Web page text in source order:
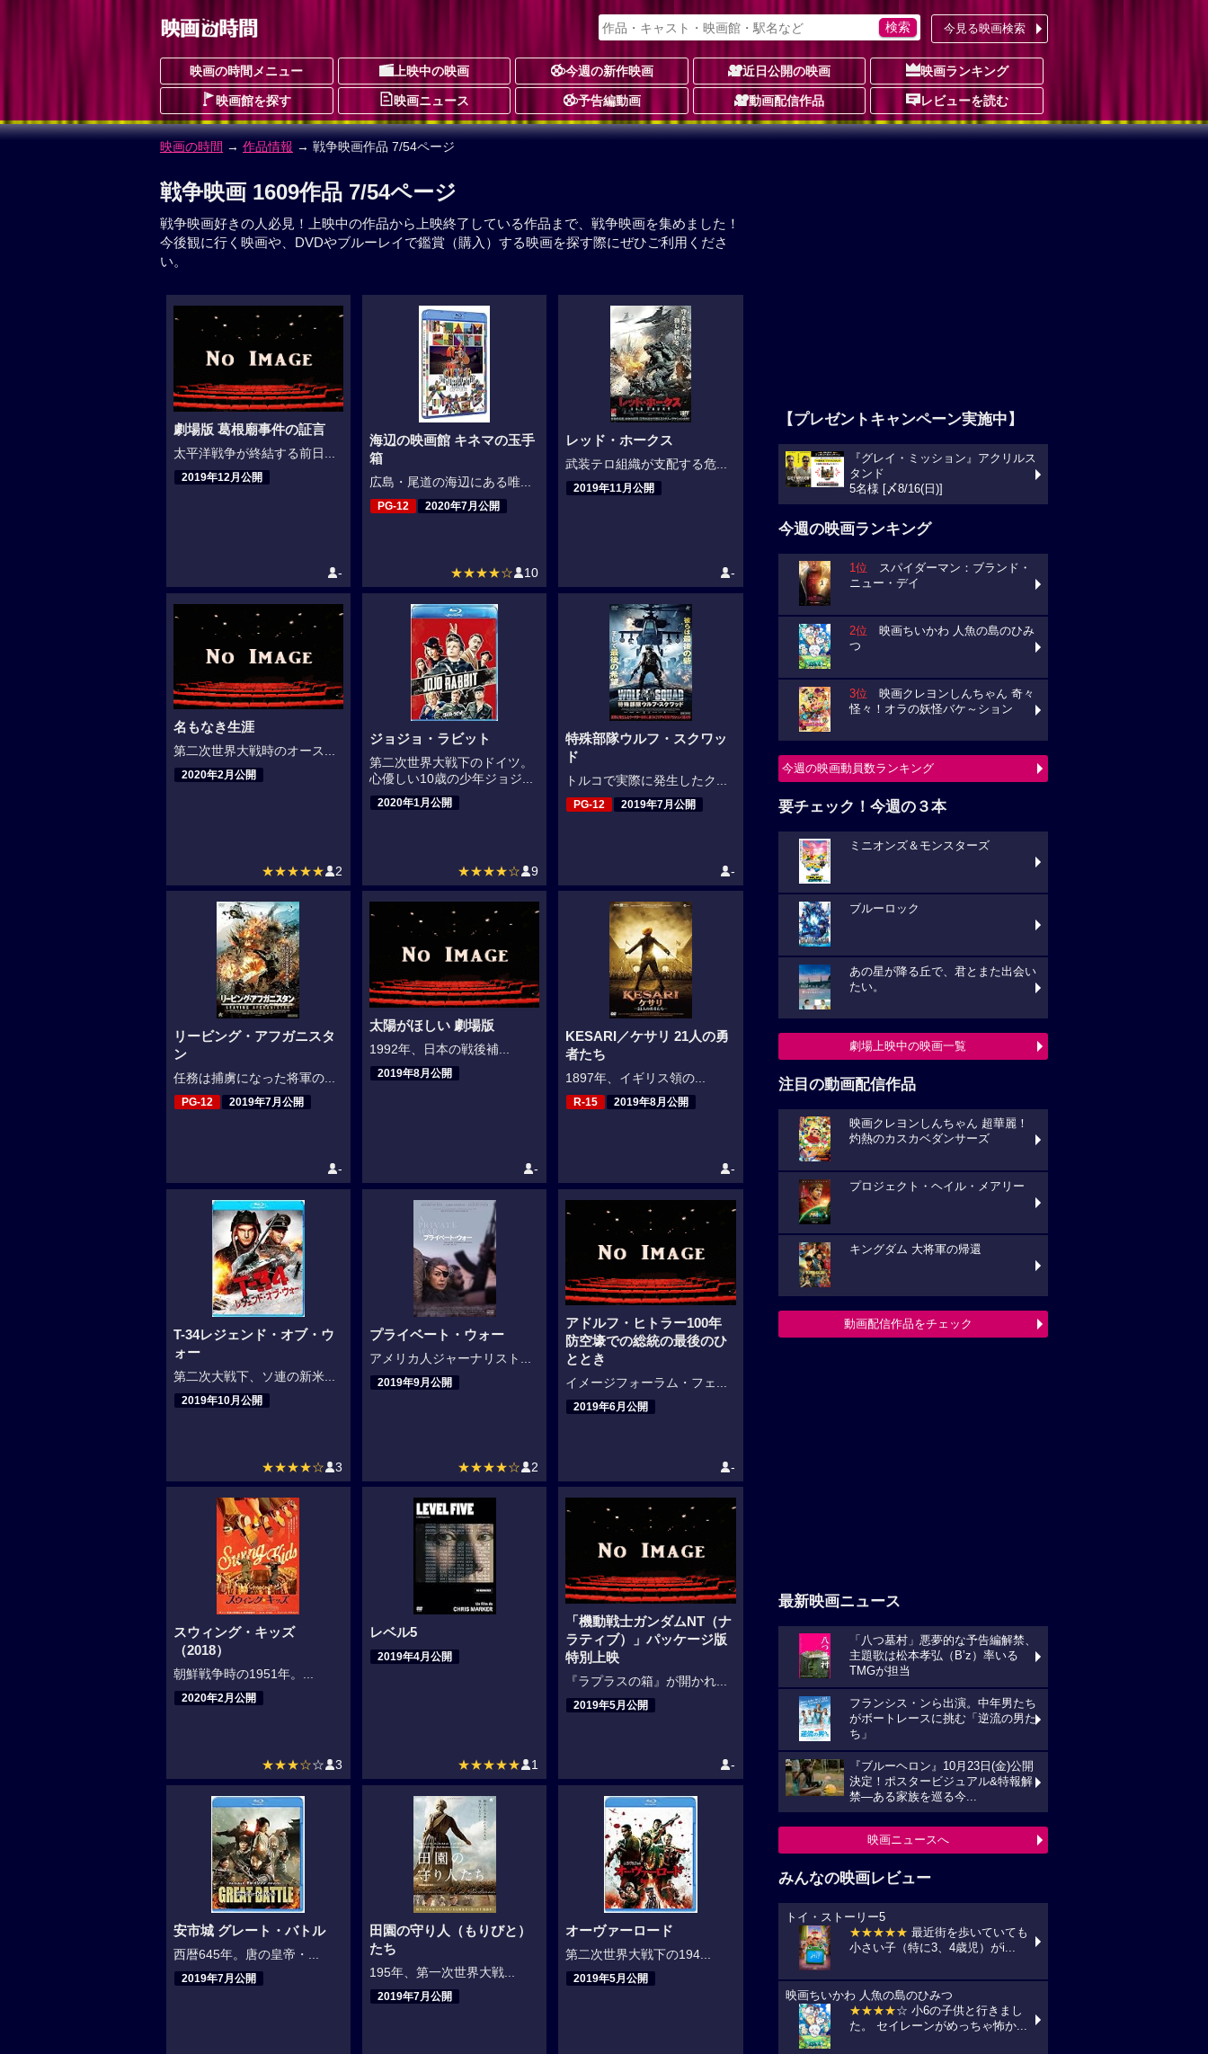
今見る映画検索
映画の時間メニュー 上映中の映画 今週の新作映画 近日公開の映画 映画ランキング
映画館を探す 映画ニュース 予告編動画 動画配信作品 レビューを読む
映画の時間 → 作品情報 → 戦争映画作品 7/54ページ
戦争映画 1609作品 7/54ページ
戦争映画好きの人必見！上映中の作品から上映終了している作品まで、戦争映画を集めました！
今後観に行く映画や、DVDやブルーレイで鑑賞（購入）する映画を探す際にぜひご利用くださ
い。
劇場版 葛根廟事件の証言
太平洋戦争が終結する前日...
2019年12月公開
-
海辺の映画館 キネマの玉手
箱
広島・尾道の海辺にある唯...
PG-12 2020年7月公開
★★★★☆ 10
レッド・ホークス
武装テロ組織が支配する危...
2019年11月公開
-
名もなき生涯
第二次世界大戦時のオース...
2020年2月公開
★★★★★ 2
ジョジョ・ラビット
第二次世界大戦下のドイツ。
心優しい10歳の少年ジョジ...
2020年1月公開
★★★★☆ 9
特殊部隊ウルフ・スクワッ
ド
トルコで実際に発生したク...
PG-12 2019年7月公開
-
リービング・アフガニスタ
ン
任務は捕虜になった将軍の...
PG-12 2019年7月公開
-
太陽がほしい 劇場版
1992年、日本の戦後補...
2019年8月公開
-
KESARI／ケサリ 21人の勇
者たち
1897年、イギリス領の...
R-15 2019年8月公開
-
T-34レジェンド・オブ・ウ
ォー
第二次大戦下、ソ連の新米...
2019年10月公開
★★★★☆ 3
プライベート・ウォー
アメリカ人ジャーナリスト...
2019年9月公開
★★★★☆ 2
アドルフ・ヒトラー100年
防空壕での総統の最後のひ
ととき
イメージフォーラム・フェ...
2019年6月公開
-
スウィング・キッズ
（2018）
朝鮮戦争時の1951年。...
2020年2月公開
★★★☆☆ 3
レベル5
2019年4月公開
★★★★★ 1
「機動戦士ガンダムNT（ナ
ラティブ）」パッケージ版
特別上映
『ラプラスの箱』が開かれ...
2019年5月公開
-
安市城 グレート・バトル
西暦645年。唐の皇帝・...
2019年7月公開
田園の守り人（もりびと）
たち
195年、第一次世界大戦...
2019年7月公開
オーヴァーロード
第二次世界大戦下の194...
2019年5月公開
【プレゼントキャンペーン実施中】
『グレイ・ミッション』アクリルス
タンド
5名様 [〆8/16(日)]
今週の映画ランキング
1位 スパイダーマン：ブランド・
ニュー・デイ
2位 映画ちいかわ 人魚の島のひみ
つ
3位 映画クレヨンしんちゃん 奇々
怪々！オラの妖怪バケ～ション
今週の映画動員数ランキング
要チェック！今週の３本
ミニオンズ＆モンスターズ
ブルーロック
あの星が降る丘で、君とまた出会い
たい。
劇場上映中の映画一覧
注目の動画配信作品
映画クレヨンしんちゃん 超華麗！
灼熱のカスカベダンサーズ
プロジェクト・ヘイル・メアリー
キングダム 大将軍の帰還
動画配信作品をチェック
最新映画ニュース
「八つ墓村」悪夢的な予告編解禁、
主題歌は松本孝弘（B’z）率いる
TMGが担当
フランシス・ンら出演。中年男たち
がボートレースに挑む「逆流の男た
ち」
『ブルーヘロン』10月23日(金)公開
決定！ポスタービジュアル&特報解
禁―ある家族を巡る今...
映画ニュースへ
みんなの映画レビュー
トイ・ストーリー5
★★★★★ 最近街を歩いていても
小さい子（特に3、4歳児）がi...
映画ちいかわ 人魚の島のひみつ
★★★★☆ 小6の子供と行きまし
た。 セイレーンがめっちゃ怖か...